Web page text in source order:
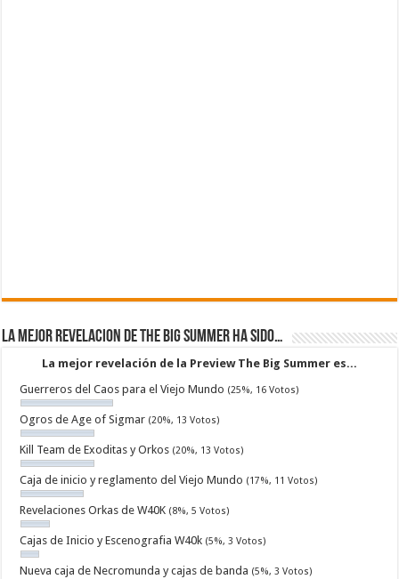
La mejor revelacion de The Big Summer ha sido…
La mejor revelación de la Preview The Big Summer es...
Guerreros del Caos para el Viejo Mundo (25%, 16 Votos)
Ogros de Age of Sigmar (20%, 13 Votos)
Kill Team de Exoditas y Orkos (20%, 13 Votos)
Caja de inicio y reglamento del Viejo Mundo (17%, 11 Votos)
Revelaciones Orkas de W40K (8%, 5 Votos)
Cajas de Inicio y Escenografia W40k (5%, 3 Votos)
Nueva caja de Necromunda y cajas de banda (5%, 3 Votos)